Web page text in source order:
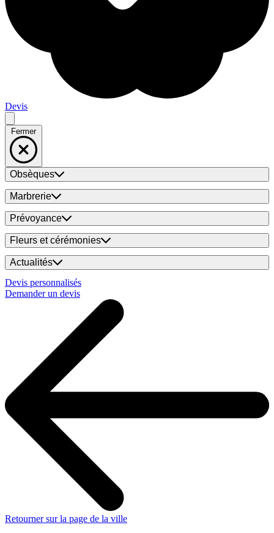
Devis
Fermer
Obsèques
Marbrerie
Prévoyance
Fleurs et cérémonies
Actualités
Devis personnalisés
Demander un devis
Retourner sur la page de la ville